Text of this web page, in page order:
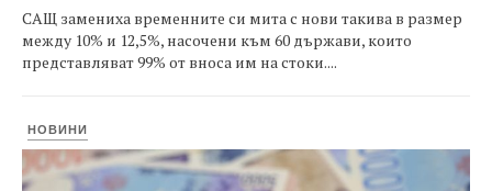
САЩ замениха временните си мита с нови такива в размер
между 10% и 12,5%, насочени към 60 държави, които
представляват 99% от вноса им на стоки....
НОВИНИ